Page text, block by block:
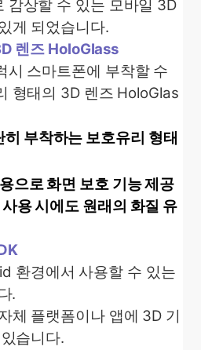
감상할 수 있는 모바일 3D
게 되었습니다.
렌즈 HoloGlass
시 스마트폰에 부착할 수
형태의 3D 렌즈 HoloGlas
부착하는 보호유리 형태
으로 화면 보호 기능 제공
용 시에도 원래의 화질 유
환경에서 사용할 수 있는
.
체 플랫폼이나 앱에 3D 기
습니다.